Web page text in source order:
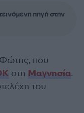
πηγή στην
που
στη Μαγνησία.
του